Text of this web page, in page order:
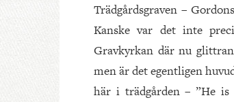
Trädgårdsgraven –
Kanske var det inte
Gravkyrkan där nu
men är det egentligen
här i trädgården – ”He